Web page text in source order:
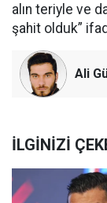
alın teriyle ve
şahit olduk”
Ali